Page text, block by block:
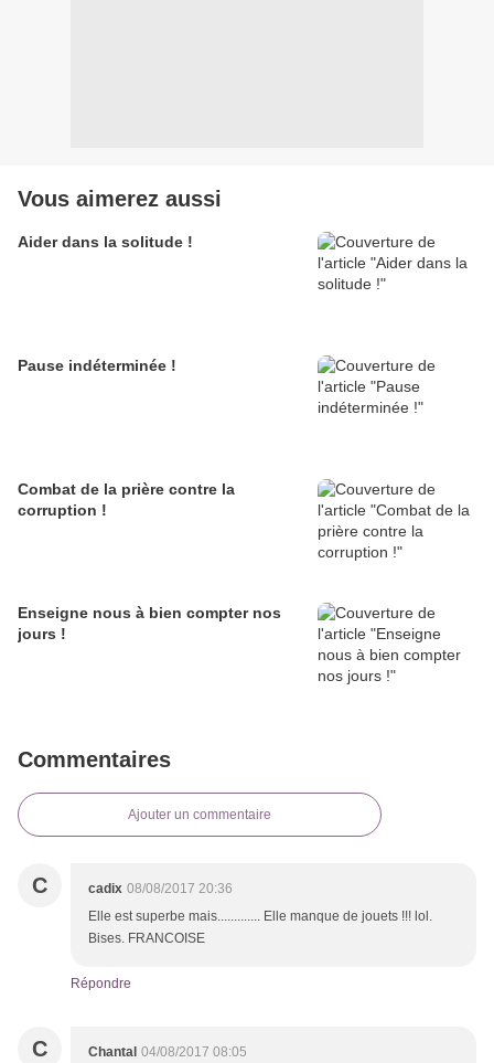
Vous aimerez aussi
Aider dans la solitude !
Pause indéterminée !
Combat de la prière contre la
corruption !
Enseigne nous à bien compter nos
jours !
Commentaires
Ajouter un commentaire
C cadix 08/08/2017 20:36
Elle est superbe mais............. Elle manque de jouets !!! lol.
Bises. FRANCOISE
Répondre
C Chantal 04/08/2017 08:05